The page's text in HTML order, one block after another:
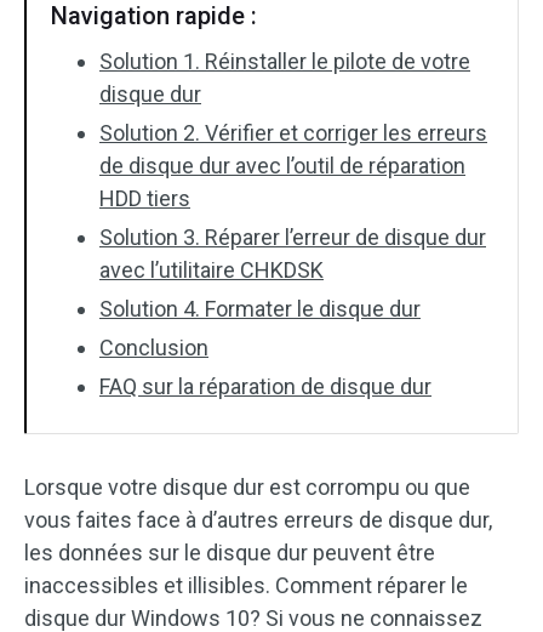
Navigation rapide :
Solution 1. Réinstaller le pilote de votre
disque dur
Solution 2. Vérifier et corriger les erreurs
de disque dur avec l’outil de réparation
HDD tiers
Solution 3. Réparer l’erreur de disque dur
avec l’utilitaire CHKDSK
Solution 4. Formater le disque dur
Conclusion
FAQ sur la réparation de disque dur
Lorsque votre disque dur est corrompu ou que
vous faites face à d’autres erreurs de disque dur,
les données sur le disque dur peuvent être
inaccessibles et illisibles. Comment réparer le
disque dur Windows 10? Si vous ne connaissez